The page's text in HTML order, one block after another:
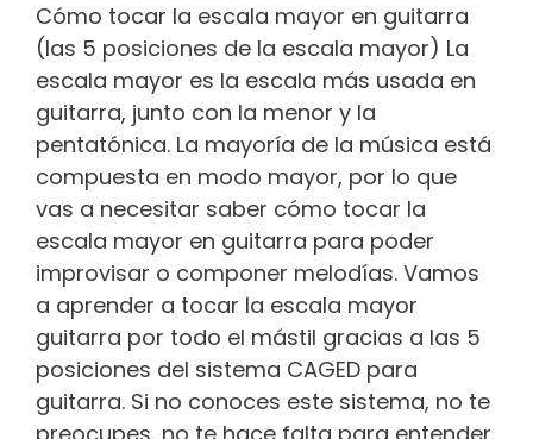
Cómo tocar la escala mayor en guitarra
(las 5 posiciones de la escala mayor) La
escala mayor es la escala más usada en
guitarra, junto con la menor y la
pentatónica. La mayoría de la música está
compuesta en modo mayor, por lo que
vas a necesitar saber cómo tocar la
escala mayor en guitarra para poder
improvisar o componer melodías. Vamos
a aprender a tocar la escala mayor
guitarra por todo el mástil gracias a las 5
posiciones del sistema CAGED para
guitarra. Si no conoces este sistema, no te